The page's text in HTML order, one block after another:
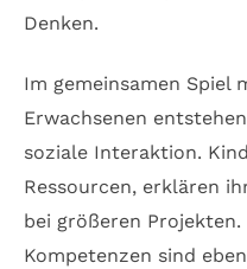
Denken.
Im gemeinsamen Spiel
Erwachsenen
soziale Interaktion.
Ressourcen, erklären
bei größeren Projekten.
Kompetenzen sind